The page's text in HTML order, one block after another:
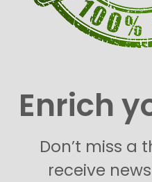
Enrich
Don’t miss a
receive